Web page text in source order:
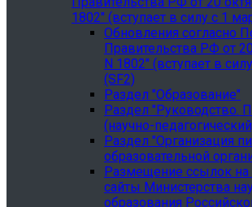
1802" (вступает в силу с 1
Обновления согласно
Правительства РФ от
N 1802" (вступает в
(SF2)
Раздел "Образование"
Раздел "Руководство.
(научно-
Раздел "Организация
образовательной
Размещение ссылок
сайты Министерства
образования